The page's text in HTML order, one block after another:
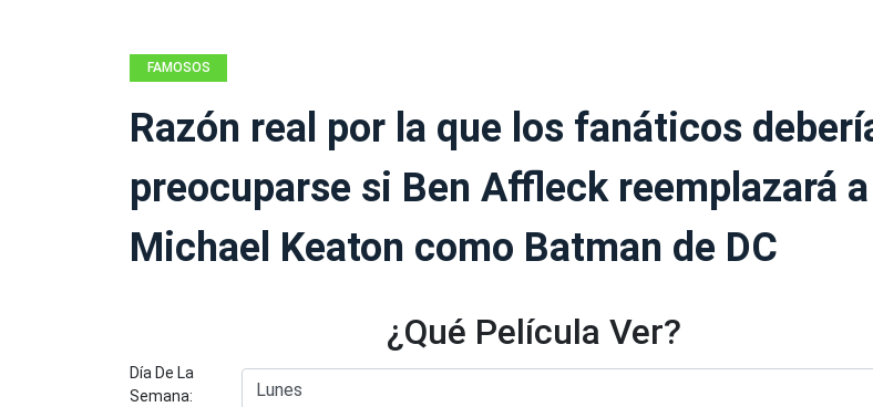
FAMOSOS
Razón real por la que los fanáticos
preocuparse si Ben Affleck reemplazará a
Michael Keaton como Batman de DC
¿Qué Película Ver?
Día De La
Semana: